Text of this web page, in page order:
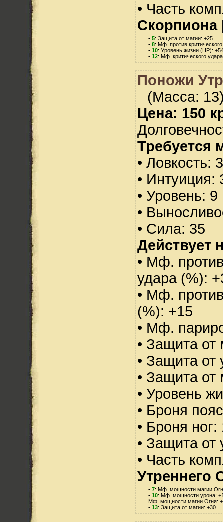
• Часть
Скорпиона
• 5: Защита от магии: +25
• 8: Мф. против
• 10: Уровень жизни (HP): +54
• 12: Мф. критического
Поножи
(Масса:
Цена: 150
Требуется
• Ловкость:
• Интуиция:
• Уровень: 9
•
• Сила: 35
Действует
• Мф.
удара (%):
• Мф.
(%): +15
• Мф.
• Защита от
• Защита от
• Защита от
• Уровень
• Броня
• Броня
• Защита от
• Часть
Утреннего
• 7: Мф. мощности магии
• 10: Мф. мощности урона:
Мф. мощности магии Огня:
• 13: Защита от магии: +30